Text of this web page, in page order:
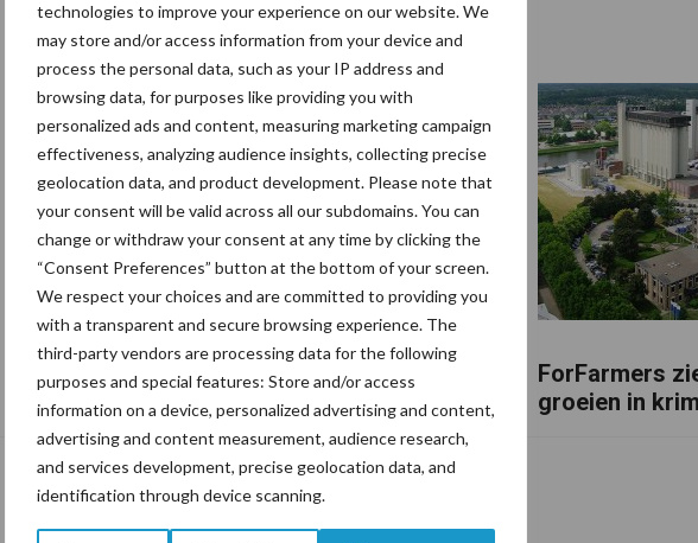
technologies to improve your experience on our website. We
may store and/or access information from your device and
process the personal data, such as your IP address and
browsing data, for purposes like providing you with
personalized ads and content, measuring marketing campaign
effectiveness, analyzing audience insights, collecting precise
geolocation data, and product development. Please note that
your consent will be valid across all our subdomains. You can
change or withdraw your consent at any time by clicking the
“Consent Preferences” button at the bottom of your screen.
We respect your choices and are committed to providing you
with a transparent and secure browsing experience. The
third-party vendors are processing data for the following
purposes and special features: Store and/or access
information on a device, personalized advertising and content,
advertising and content measurement, audience research,
and services development, precise geolocation data, and
identification through device scanning.
De speenhuid: een vaak onderschatte
risicofactor voor mastitis
ForFarmers
groeien in